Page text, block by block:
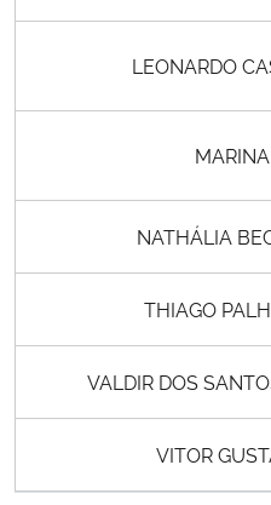
LEONARDO
NATHÁLIA
THIAGO
VALDIR DOS
VITOR